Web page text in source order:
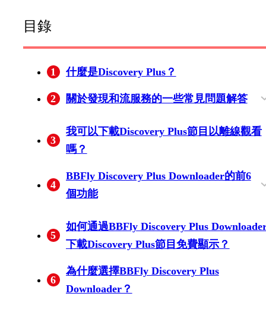
目錄
1 什麼是Discovery Plus？
2 關於發現和流服務的一些常見問題解答
3
我可以下載Discovery Plus節目以離線觀看
嗎？
4
BBFly Discovery Plus Downloader的前6
個功能
5
如何通過BBFly Discovery Plus
下載Discovery Plus節目免費顯示？
6
為什麼選擇BBFly Discovery Plus
Downloader？